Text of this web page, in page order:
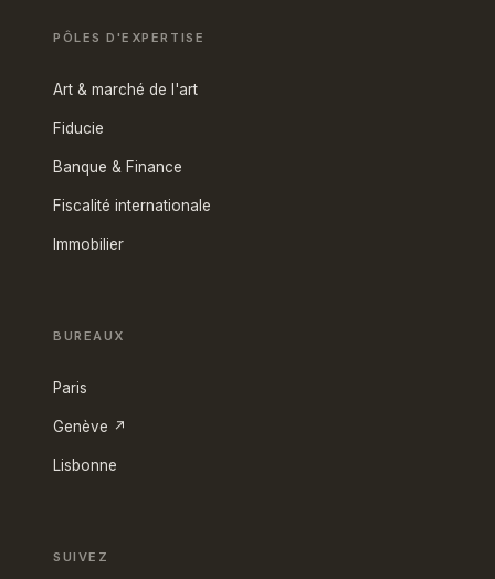
PÔLES D'EXPERTISE
Art & marché de l'art
Fiducie
Banque & Finance
Fiscalité internationale
Immobilier
BUREAUX
Paris
Genève ↗
Lisbonne
SUIVEZ